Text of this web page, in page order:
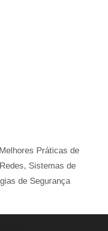
Melhores Práticas de
, Sistemas de
de Segurança